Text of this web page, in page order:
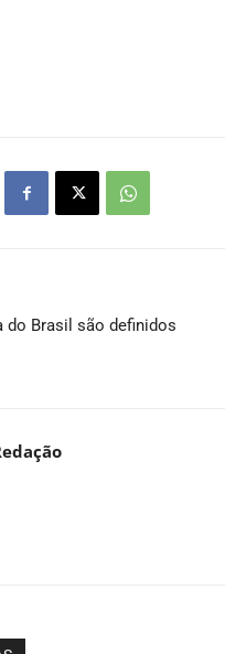
do Brasil são definidos